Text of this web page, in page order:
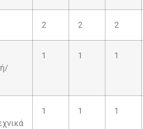
2 2 2
1 1 1
1 1 1